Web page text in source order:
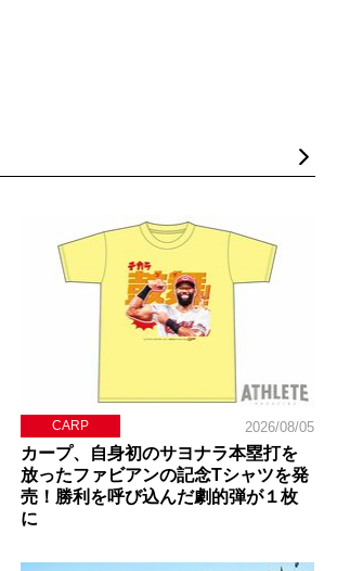
CARP 2026/08/05
カープ、自身初のサヨナラ本塁打を
放ったファビアンの記念Tシャツを発
売！勝利を呼び込んだ劇的弾が１枚
に